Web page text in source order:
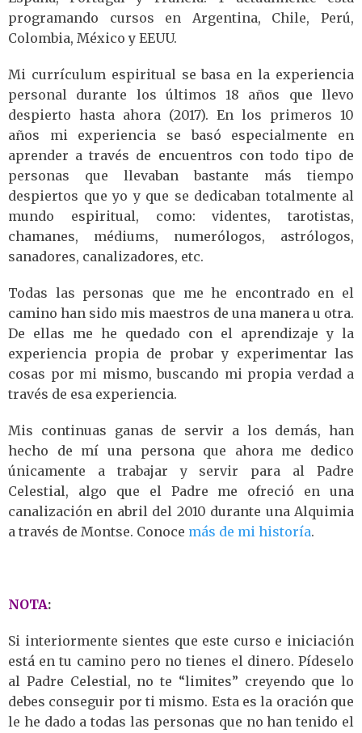
programando cursos en Argentina, Chile, Perú,
Colombia, México y EEUU.
Mi currículum espiritual se basa en la experiencia
personal durante los últimos 18 años que llevo
despierto hasta ahora (2017). En los primeros 10
años mi experiencia se basó especialmente en
aprender a través de encuentros con todo tipo de
personas que llevaban bastante más tiempo
despiertos que yo y que se dedicaban totalmente al
mundo espiritual, como: videntes, tarotistas,
chamanes, médiums, numerólogos, astrólogos,
sanadores, canalizadores, etc.
Todas las personas que me he encontrado en el
camino han sido mis maestros de una manera u otra.
De ellas me he quedado con el aprendizaje y la
experiencia propia de probar y experimentar las
cosas por mi mismo, buscando mi propia verdad a
través de esa experiencia.
Mis continuas ganas de servir a los demás, han
hecho de mí una persona que ahora me dedico
únicamente a trabajar y servir para al Padre
Celestial, algo que el Padre me ofreció en una
canalización en abril del 2010 durante una Alquimia
a través de Montse. Conoce más de mi historía.
NOTA:
Si interiormente sientes que este curso e iniciación
está en tu camino pero no tienes el dinero. Pídeselo
al Padre Celestial, no te “limites” creyendo que lo
debes conseguir por ti mismo. Esta es la oración que
le he dado a todas las personas que no han tenido el